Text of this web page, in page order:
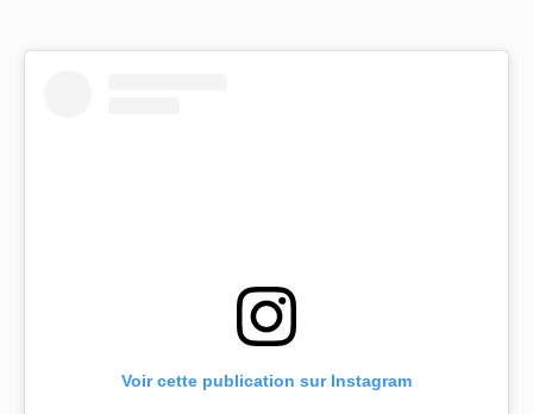
Voir cette publication sur Instagram